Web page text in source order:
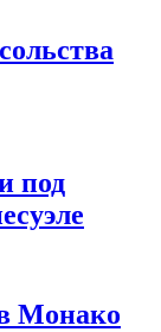
под
Монако